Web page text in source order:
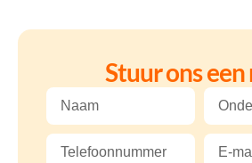
Stuur ons een